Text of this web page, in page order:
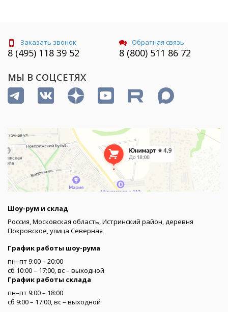
Заказать звонок
8 (495) 118 39 52
Обратная связь
8 (800) 511 86 72
МЫ В СОЦСЕТЯХ
Шоу-рум и склад
Россия, Московская область, Истринский район, деревня
Покровское, улица Северная
График работы шоу-рума
пн–пт 9:00 – 20:00
сб 10:00 – 17:00, вс – выходной
График работы склада
пн–пт 9:00 – 18:00
сб 9:00 – 17:00, вс – выходной